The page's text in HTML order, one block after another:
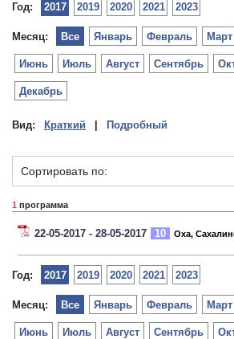
Год: 2017 2019 2020 2021 2023
Месяц: Январь Февраль Март
Июнь Июль Август Сентябрь
Декабрь
Все
Вид: Краткий Подробный
Сортировать по:
1 программа
22-05-2017 - 28-05-2017 10 Оха,
Год: 2017 2019 2020 2021 2023
Месяц: Январь Февраль Март
Июнь Июль Август Сентябрь
Все